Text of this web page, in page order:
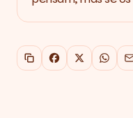
Copiar link
Facebook
X